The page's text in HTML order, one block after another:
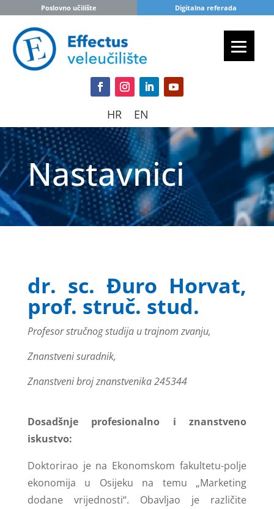
Poslovno učilište Digitalna referada
HR EN
Nastavnici
dr. sc. Đuro Horvat,
prof. struč. stud.
Profesor stručnog studija u trajnom zvanju,
Znanstveni suradnik,
Znanstveni broj znanstvenika 245344
Dosadšnje profesionalno i znanstveno
iskustvo:
Doktorirao je na Ekonomskom fakultetu-polje
ekonomija u Osijeku na temu „Marketing
dodane vrijednosti“. Obavljao je različite